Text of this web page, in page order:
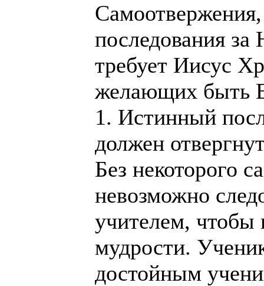
последования
требует Иисус
желающих быть
1. Истинный
должен
Без некоторого
невозможно
учителем, чтобы
мудрости.
достойным